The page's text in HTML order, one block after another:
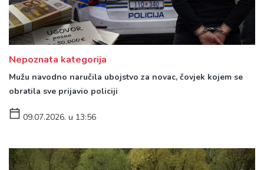
Nepoznata kategorija
Mužu navodno naručila ubojstvo za novac, čovjek kojem se
obratila sve prijavio policiji
09.07.2026. u 13:56